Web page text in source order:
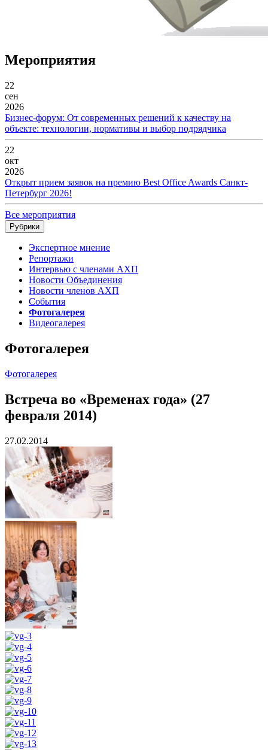
Мероприятия
22
сен
2026
Бизнес-форум: От современных решений к качеству на
объекте: технологии, нормативы и выбор подрядчика
22
окт
2026
Открыт прием заявок на премию Best Office Awards Санкт-
Петербург 2026!
Все мероприятия
Рубрики
Экспертное мнение
Репортажи
Интервью с членами АХП
Новости Объединения
Новости членов АХП
События
Фотогалерея
Видеогалерея
Фотогалерея
Фотогалерея
Встреча во «Временах года» (27
февраля 2014)
27.02.2014